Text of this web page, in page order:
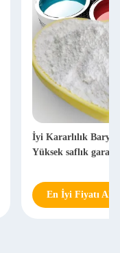
İyi Kararlılık
Yüksek saflık
En İyi Fiyatı Alın